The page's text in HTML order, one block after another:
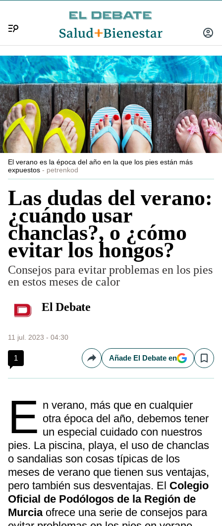
INICIAR
El verano es la época del año en la que los pies están más
expuestos
petrenkod
Las dudas del verano:
¿cuándo usar
chanclas?, o ¿cómo
evitar los hongos?
Consejos para evitar problemas en los pies
en estos meses de calor
El Debate
11 jul. 2023 - 04:30
1 CompartirAñade El Debate en Save
E n verano, más que en cualquier
otra época del año, debemos tener
un especial cuidado con nuestros
pies. La piscina, playa, el uso de chanclas
o sandalias son cosas típicas de los
meses de verano que tienen sus ventajas,
pero también sus desventajas. El Colegio
Oficial de Podólogos de la Región de
Murciaofrece una serie de consejos para